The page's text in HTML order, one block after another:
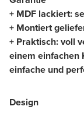
+ MDF lackiert:
+ Montiert
+ Praktisch: voll
einem einfachen
einfache und
Design